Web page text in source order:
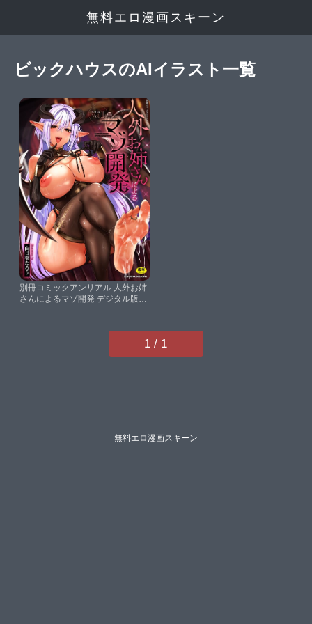
無料エロ漫画スキーン
ビックハウスのAIイラスト一覧
別冊コミックアンリアル 人外お姉
さんによるマゾ開発 デジタル版
1 / 1
無料エロ漫画スキーン